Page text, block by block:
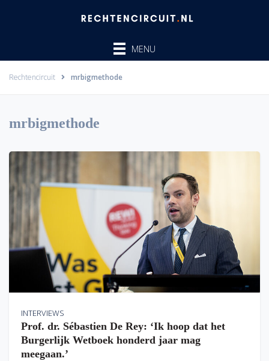
MENU
Rechtencircuit mrbigmethode
mrbigmethode
INTERVIEWS
Prof. dr. Sébastien De Rey: ‘Ik hoop dat het
Burgerlijk Wetboek honderd jaar mag
meegaan.’